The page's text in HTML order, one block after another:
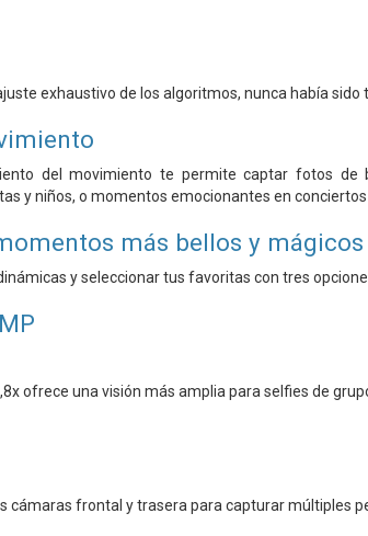
exhaustivo de los algoritmos, nunca había
del movimiento te permite captar fotos de
y niños, o momentos emocionantes en
más bellos y
y seleccionar tus favoritas con tres
ofrece una visión más amplia para selfies de
cámaras frontal y trasera para capturar múltiples